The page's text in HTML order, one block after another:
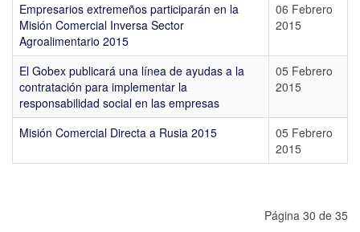
Empresarios extremeños participarán en la
Misión Comercial Inversa Sector
Agroalimentario 2015
06 Febrero
2015
El Gobex publicará una línea de ayudas a la
contratación para implementar la
responsabilidad social en las empresas
05 Febrero
2015
Misión Comercial Directa a Rusia 2015
05 Febrero
2015
Página 30 de 35